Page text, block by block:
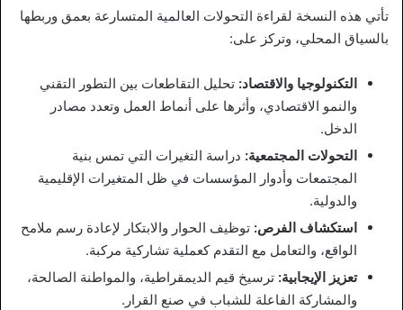
تأتي هذه النسخة لقراءة التحولات العالمية المتسارعة بعمق وربطها
بالسياق المحلي، وتركز على:
التكنولوجيا والاقتصاد: تحليل التقاطعات بين التطور التقني
والنمو الاقتصادي، وأثرها على أنماط العمل وتعدد مصادر
الدخل.
التحولات المجتمعية: دراسة التغيرات التي تمس بنية
المجتمعات وأدوار المؤسسات في ظل المتغيرات الإقليمية
والدولية.
استكشاف الفرص: توظيف الحوار والابتكار لإعادة رسم ملامح
الواقع، والتعامل مع التقدم كعملية تشاركية مركبة.
تعزيز الإيجابية: ترسيخ قيم الديمقراطية، والمواطنة الصالحة،
والمشاركة الفاعلة للشباب في صنع القرار.